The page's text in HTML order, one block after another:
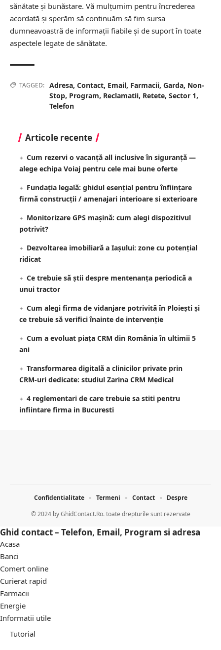
sănătate și bunăstare. Vă mulțumim pentru încrederea
acordată și sperăm să continuăm să fim sursa
dumneavoastră de informații fiabile și de suport în toate
aspectele legate de sănătate.
TAGGED: Adresa, Contact, Email, Farmacii, Garda, Non-
Stop, Program, Reclamatii, Retete, Sector 1,
Telefon
Articole recente
Cum rezervi o vacanță all inclusive în siguranță —
alege echipa Voiaj pentru cele mai bune oferte
Fundația legală: ghidul esențial pentru înființare
firmă construcții / amenajari interioare si exterioare
Monitorizare GPS mașină: cum alegi dispozitivul
potrivit?
Dezvoltarea imobiliară a Iașului: zone cu potențial
ridicat
Ce trebuie să știi despre mentenanța periodică a
unui tractor
Cum alegi firma de vidanjare potrivită în Ploiești și
ce trebuie să verifici înainte de intervenție
Cum a evoluat piața CRM din România în ultimii 5
ani
Transformarea digitală a clinicilor private prin
CRM-uri dedicate: studiul Zarina CRM Medical
4 reglementari de care trebuie sa stiti pentru
infiintare firma in Bucuresti
© 2024 byGhidContact.Ro. toate drepturile sunt rezervate
Confidentialitate Termeni Contact Despre
Ghid contact – Telefon, Email, Program si adresa
Acasa
Banci
Comert online
Curierat rapid
Farmacii
Energie
Informatii utile
Tutorial